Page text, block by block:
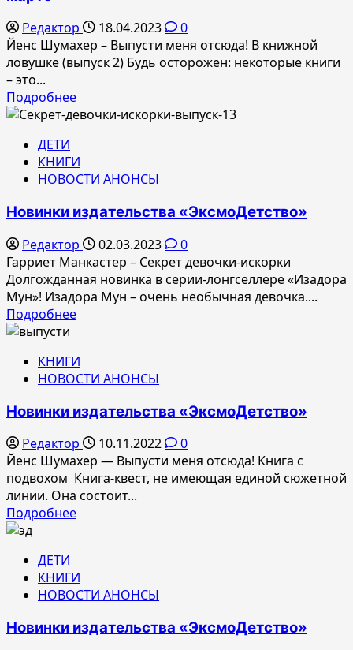
августе
Редактор 18.04.2023
0
Йенс Шумахер – Выпусти меня отсюда! В книжной
ловушке (выпуск 2) Будь осторожен: некоторые книги
– это...
ПодробнееПрочитать
больше
издательства
«ЭксмоДетство»
марте
ДЕТИ
КНИГИ
НОВОСТИ АНОНСЫ
Новинки издательства «ЭксмоДетство»
Редактор 02.03.2023
0
Гарриет Манкастер – Секрет девочки-искорки
Долгожданная новинка в серии-лонгселлере «Изадора
Мун»! Изадора Мун – очень необычная девочка....
ПодробнееПрочитать
Новинки
издательства
КНИГИ
НОВОСТИ АНОНСЫ
Новинки издательства «ЭксмоДетство»
Редактор 10.11.2022
0
Йенс Шумахер — Выпусти меня отсюда! Книга с
подвохом Книга-квест, не имеющая единой сюжетной
линии. Она состоит...
ПодробнееПрочитать
издательства
«ЭксмоДетство»
ДЕТИ
КНИГИ
НОВОСТИ АНОНСЫ
Новинки издательства «ЭксмоДетство»